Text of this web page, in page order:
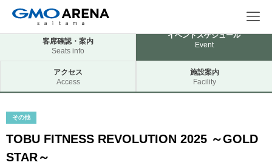
客席確認・案内
Seats info
イベントスケジュール
Event
アクセス
Access
施設案内
Facility
その他
TOBU FITNESS REVOLUTION 2025 ～GOLD
STAR～